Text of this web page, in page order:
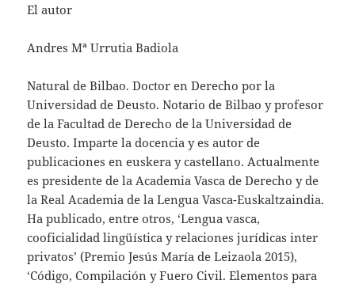
El autor
Andres Mª Urrutia Badiola
Natural de Bilbao. Doctor en Derecho por la
Universidad de Deusto. Notario de Bilbao y profesor
de la Facultad de Derecho de la Universidad de
Deusto. Imparte la docencia y es autor de
publicaciones en euskera y castellano. Actualmente
es presidente de la Academia Vasca de Derecho y de
la Real Academia de la Lengua Vasca-Euskaltzaindia.
Ha publicado, entre otros, ‘Lengua vasca,
cooficialidad lingüística y relaciones jurídicas inter
privatos’ (Premio Jesús María de Leizaola 2015),
‘Código, Compilación y Fuero Civil. Elementos para